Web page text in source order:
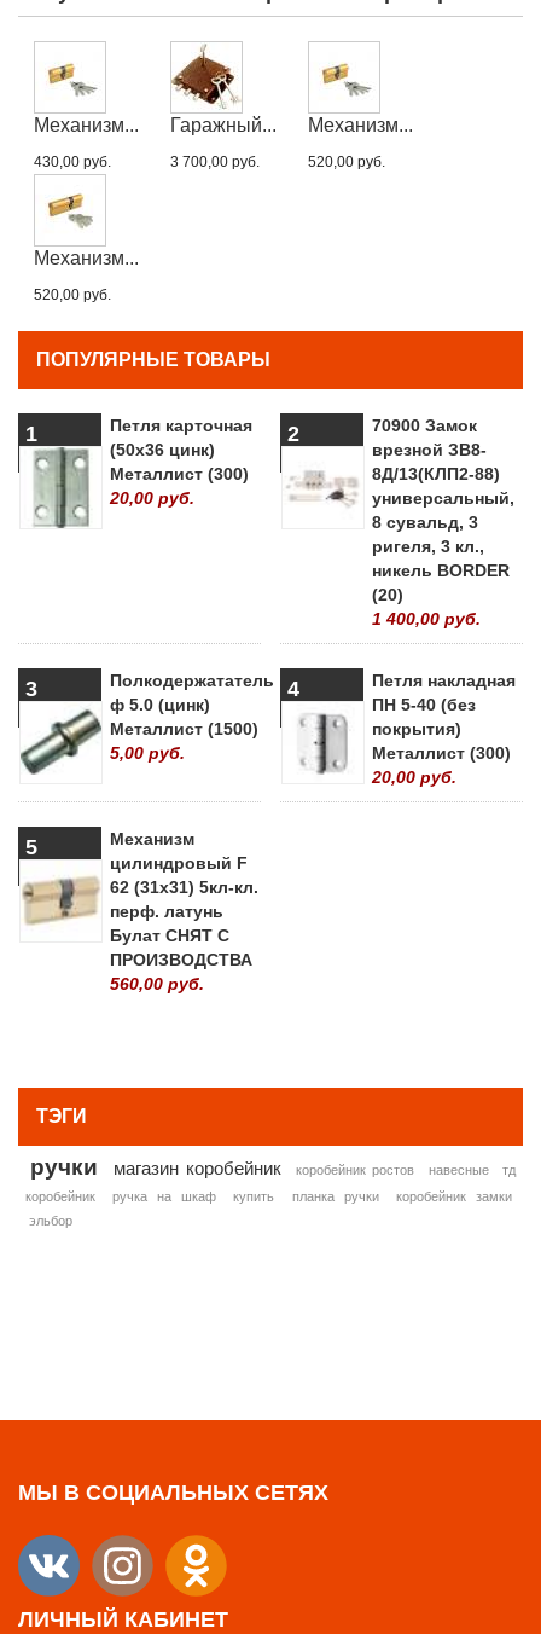
Механизм...
430,00 руб.
Гаражный...
3 700,00 руб.
Механизм...
520,00 руб.
Механизм...
520,00 руб.
ПОПУЛЯРНЫЕ ТОВАРЫ
1
Петля карточная
(50х36 цинк)
Металлист (300)
20,00 руб.
2
70900 Замок
врезной ЗВ8-
8Д/13(КЛП2-88)
универсальный,
8 сувальд, 3
ригеля, 3 кл.,
никель BORDER
(20)
1 400,00 руб.
3
Полкодержататель
ф 5.0 (цинк)
Металлист (1500)
5,00 руб.
4
Петля накладная
ПН 5-40 (без
покрытия)
Металлист (300)
20,00 руб.
5
Механизм
цилиндровый F
62 (31х31) 5кл-кл.
перф. латунь
Булат СНЯТ С
ПРОИЗВОДСТВА
560,00 руб.
ТЭГИ
ручки магазин коробейник коробейник ростов навесные
тд
коробейник
ручка на шкаф купить планка ручки
коробейник замки
эльбор
МЫ В СОЦИАЛЬНЫХ СЕТЯХ
ЛИЧНЫЙ КАБИНЕТ